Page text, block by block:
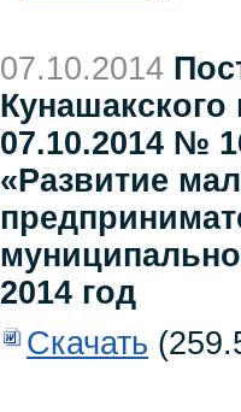
07.10.2014
07.10.2014 №
«Развитие
2014 год
Скачать